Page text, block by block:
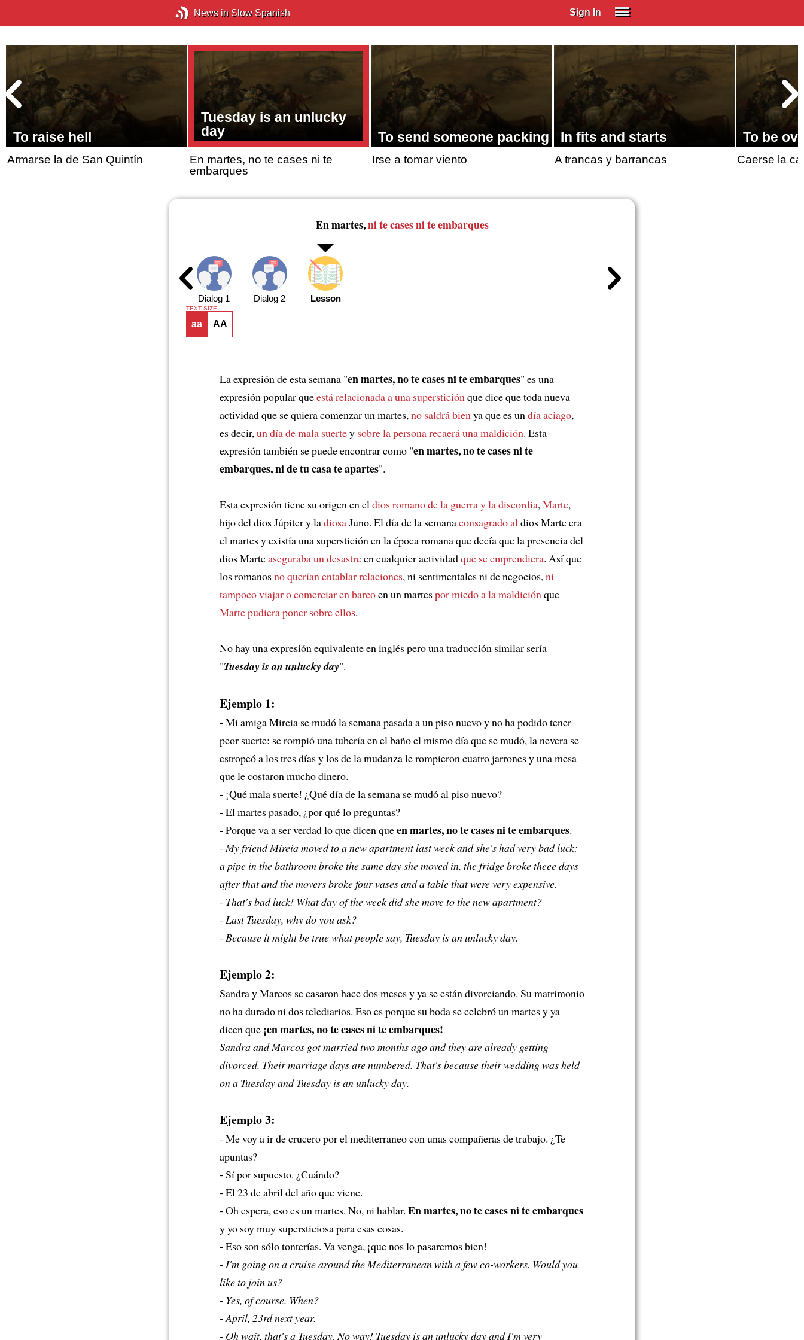
News in Slow Spanish Sign In
Spanish (Latino)
SUBSCRIBE
EDUCATIONAL LICENSES
GIFT CARDS
OTHER LANGUAGES
To raise hell
Armarse la de San Quintín
Tuesday is an unlucky
day
En martes, no te cases ni te
embarques
To send someone packing
Irse a tomar viento
In fits and starts
A trancas y barrancas
To be
Caerse la
En martes,ni te casesni te embarques
Dialog 1 Dialog 2 Lesson
TEXT SIZE
aa AA
La expresión de esta semana "en martes, no te cases ni te embarques" es una
expresión popular queestá relacionada a una superstición que dice que toda nueva
actividad que se quiera comenzar un martes, no saldrá bien ya que es un día aciago,
es decir, un día de mala suertey sobre la persona recaerá una maldición. Esta
expresión también se puede encontrar como "en martes, no te cases ni te
embarques, ni de tu casa te apartes".
Esta expresión tiene su origen en el dios romano de la guerra y la discordia, Marte,
hijo del dios Júpiter y ladiosaJuno. El día de la semanaconsagrado al dios Marte era
el martes y existía una superstición en la época romana que decía que la presencia del
dios Marteaseguraba un desastreen cualquier actividadque se emprendiera. Así que
los romanosno querían entablar relaciones, ni sentimentales ni de negocios, ni
tampoco viajar o comerciar en barcoen un martespor miedo a la maldición que
Marte pudiera poner sobre ellos.
No hay una expresión equivalente en inglés pero una traducción similar sería
"Tuesday is an unlucky day".
Ejemplo 1:
- Mi amiga Mireia se mudó la semana pasada a un piso nuevo y no ha podido tener
peor suerte: se rompió una tubería en el baño el mismo día que se mudó, la nevera se
estropeó a los tres días y los de la mudanza le rompieron cuatro jarrones y una mesa
que le costaron mucho dinero.
- ¡Qué mala suerte! ¿Qué día de la semana se mudó al piso nuevo?
- El martes pasado, ¿por qué lo preguntas?
- Porque va a ser verdad lo que dicen queen martes, no te cases ni te embarques.
- My friend Mireia moved to a new apartment last week and she's had very bad luck:
a pipe in the bathroom broke the same day she moved in, the fridge broke theee days
after that and the movers broke four vases and a table that were very expensive.
- That's bad luck! What day of the week did she move to the new apartment?
- Last Tuesday, why do you ask?
- Because it might be true what people say, Tuesday is an unlucky day.
Ejemplo 2:
Sandra y Marcos se casaron hace dos meses y ya se están divorciando. Su matrimonio
no ha durado ni dos telediarios. Eso es porque su boda se celebró un martes y ya
dicen que ¡en martes, no te cases ni te embarques!
Sandra and Marcos got married two months ago and they are already getting
divorced. Their marriage days are numbered. That's because their wedding was held
on a Tuesday and Tuesday is an unlucky day.
Ejemplo 3:
- Me voy a ir de crucero por el mediterraneo con unas compañeras de trabajo. ¿Te
apuntas?
- Sí por supuesto. ¿Cuándo?
- El 23 de abril del año que viene.
- Oh espera, eso es un martes. No, ni hablar. En martes, no te cases ni te embarques
y yo soy muy supersticiosa para esas cosas.
- Eso son sólo tonterías. Va venga, ¡que nos lo pasaremos bien!
- I'm going on a cruise around the Mediterranean with a few co-workers. Would you
like to join us?
- Yes, of course. When?
- April, 23rd next year.
- Oh wait, that's a Tuesday. No way! Tuesday is an unlucky day and I'm very